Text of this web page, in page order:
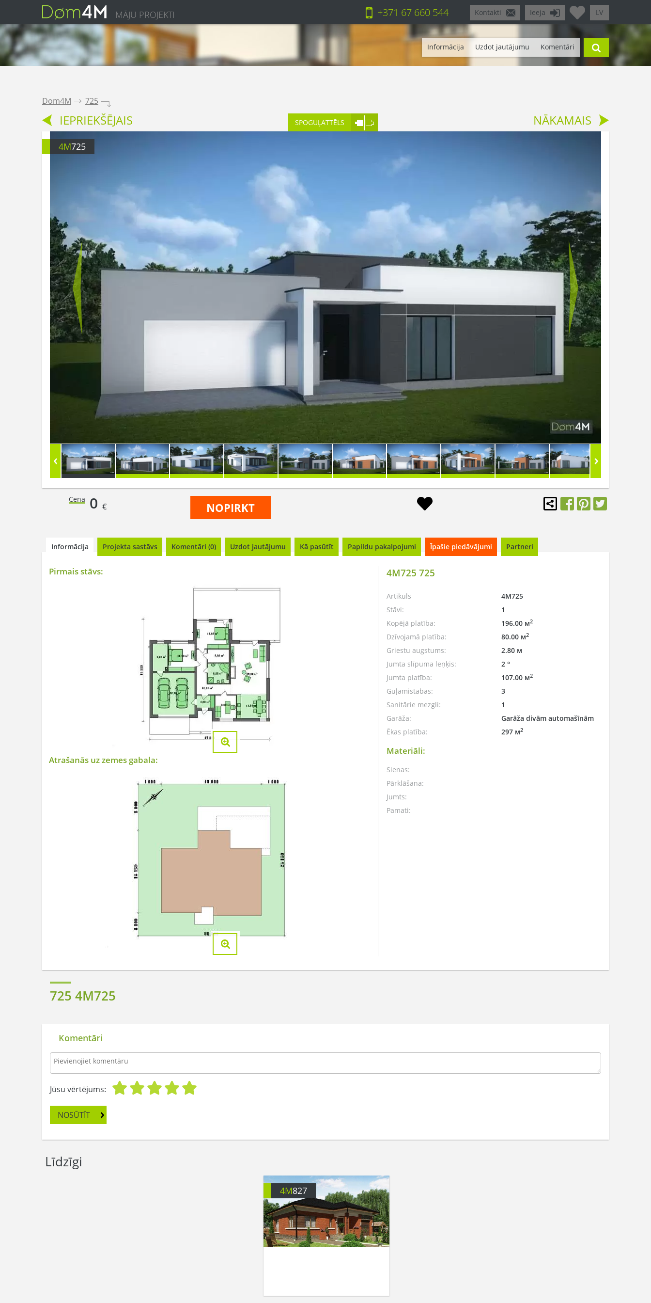
MĀJU PROJEKTI LV
Ieeja
Kontakti
+371 67 660 544
Informācija Uzdot jautājumu Komentāri
Dom4M . 725 .
IEPRIEKŠĒJAIS SPOGUĻATTĒLS NĀKAMAIS
4M725
Cena 0 € NOPIRKT
Informācija Projekta sastāvs Komentāri (0) Uzdot jautājumu Kā pasūtīt Papildu pakalpojumi Īpašie piedāvājumi Partneri
Pirmais stāvs:
Atrašanās uz zemes gabala:
4M725 725
Artikuls
4M725
Stāvi:
1
Kopējā platība:
196.00 м2
Dzīvojamā platība: 80.00 м2
Griestu augstums:
2.80 м
Jumta slīpuma leņķis:
2 °
Jumta platība:
107.00 м2
Guļamistabas:
3
Sanitārie mezgli:
1
Garāža:
Garāža divām automašīnām
Ēkas platība:
297 м2
Materiāli:
Sienas:
Pārklāšana:
Jumts:
Pamati:
725 4M725
Komentāri
Jūsu vērtējums:
NOSŪTĪT
Līdzīgi
4M827